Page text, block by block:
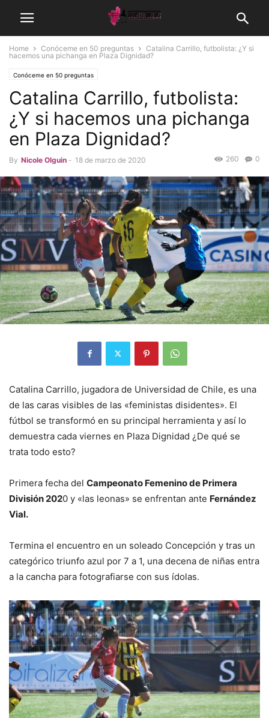
Home Conóceme en 50 preguntas
Catalina Carrillo, futbolista: ¿Y si
hacemos una pichanga en Plaza Dignidad?
Conóceme en 50 preguntas
Catalina Carrillo, futbolista:
¿Y si hacemos una pichanga
en Plaza Dignidad?
By Nicole Olguin - 18 de marzo de 2020 0
260
Catalina Carrillo, jugadora de Universidad de Chile, es una
de las caras visibles de las «feministas disidentes». El
fútbol se transformó en su principal herramienta y así lo
demuestra cada viernes en Plaza Dignidad ¿De qué se
trata todo esto?
Primera fecha del Campeonato Femenino de Primera
División 2020 y «las leonas» se enfrentan ante Fernández
Vial.
Termina el encuentro en un soleado Concepción y tras un
categórico triunfo azul por 7 a 1, una decena de niñas entra
a la cancha para fotografiarse con sus ídolas.